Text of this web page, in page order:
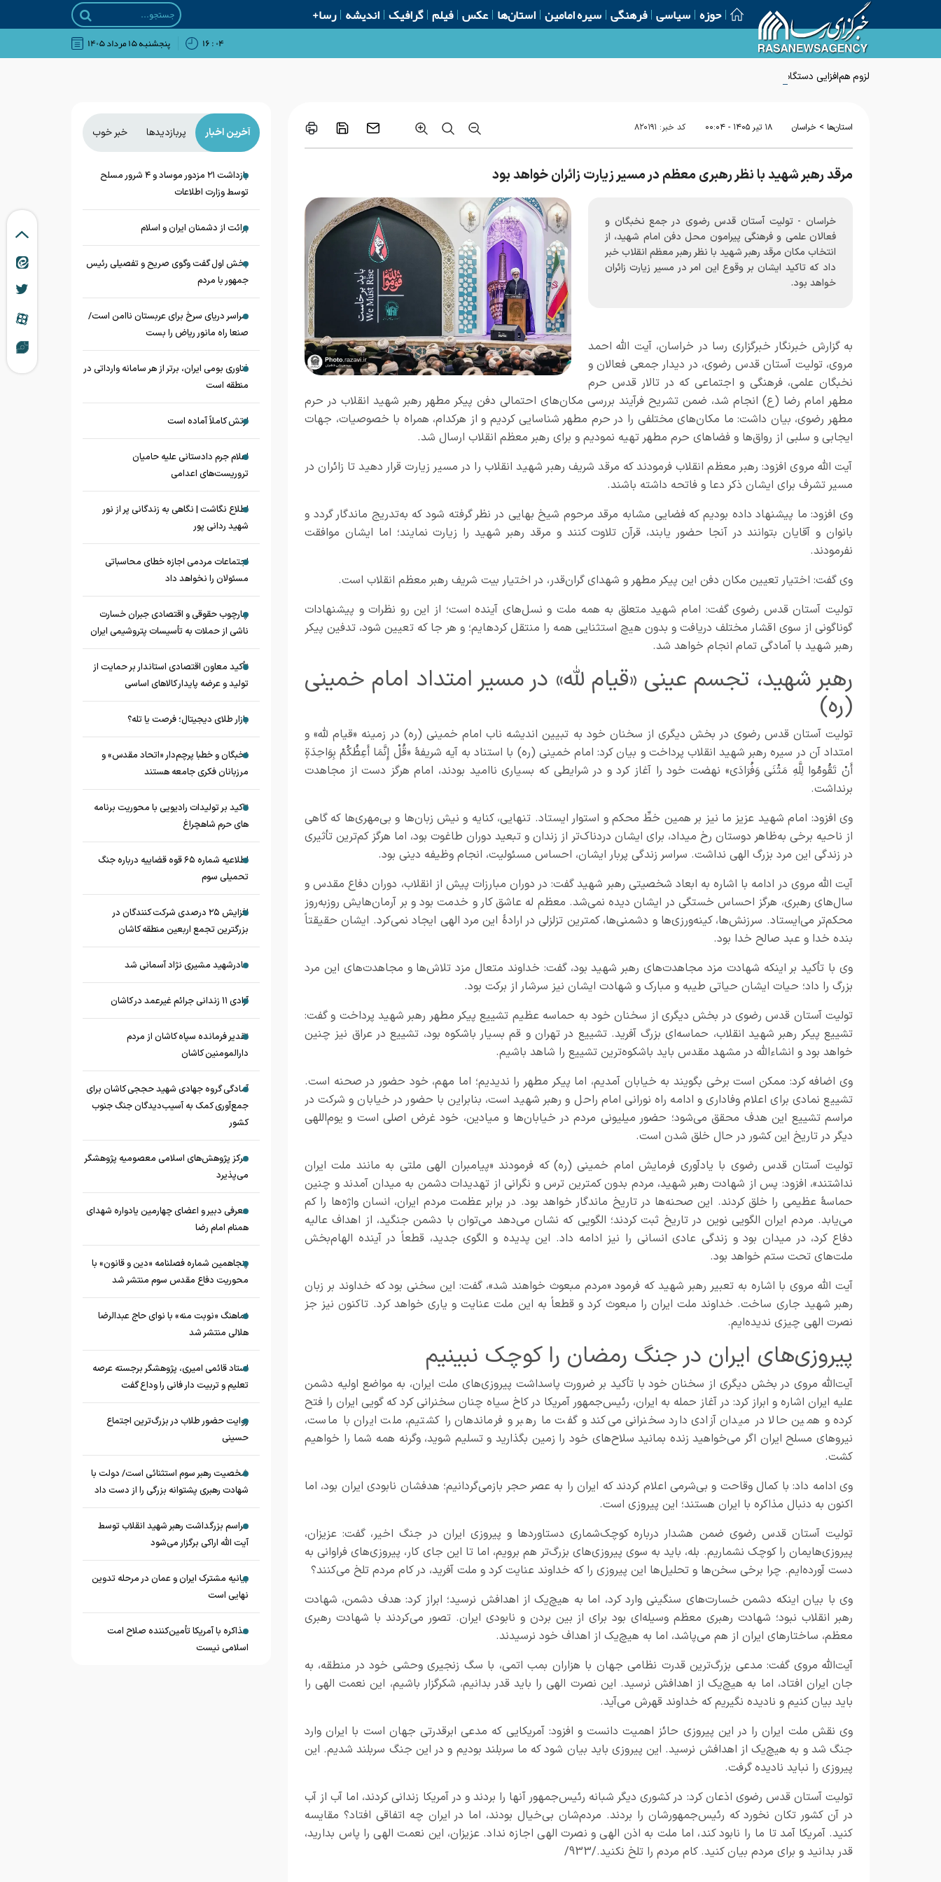
حوزه سیاسی فرهنگی سیره امامین استان‌ها عکس فیلم گرافیک اندیشه رسا+
۰۴ : ۱۶ پنجشنبه ۱۵ مرداد ۱۴۰۵
لزوم هم‌افزایی دستگاه‌ها برای تقویت امنیت اجتماعی روستاییان و عشایر قم
استان‌ها > خراسان ۱۸ تير ۱۴۰۵ - ۰۰:۰۴ کد خبر: ۸۲۰۱۹۱
مرقد رهبر شهید با نظر رهبری معظم در مسیر زیارت زائران خواهد بود
خراسان - تولیت آستان قدس رضوی در جمع نخبگان و
فعالان علمی و فرهنگی پیرامون محل دفن امام شهید، از
انتخاب مکان مرقد رهبر شهید با نظر رهبر معظم انقلاب خبر
داد که تاکید ایشان بر وقوع این امر در مسیر زیارت زائران
خواهد بود.
به گزارش خبرنگار خبرگزاری رسا در خراسان، آیت الله احمد
مروی، تولیت آستان قدس رضوی، در دیدار جمعی فعالان و
نخبگان علمی، فرهنگی و اجتماعی که در تالار قدس حرم
مطهر امام رضا (ع) انجام شد، ضمن تشریح فرآیند بررسی مکان‌های احتمالی دفن پیکر مطهر رهبر شهید انقلاب در حرم
مطهر رضوی، بیان داشت: ما مکان‌های مختلفی را در حرم مطهر شناسایی کردیم و از هرکدام، همراه با خصوصیات، جهات
ایجابی و سلبی از رواق‌ها و فضا‌های حرم مطهر تهیه نمودیم و برای رهبر معظم انقلاب ارسال شد.
آیت الله مروی افزود: رهبر معظم انقلاب فرمودند که مرقد شریف رهبر شهید انقلاب را در مسیر زیارت قرار دهید تا زائران در
مسیر تشرف برای ایشان ذکر دعا و فاتحه داشته باشند.
وی افزود: ما پیشنهاد داده بودیم که فضایی مشابه مرقد مرحوم شیخ بهایی در نظر گرفته شود که به‌تدریج ماندگار گردد و
بانوان و آقایان بتوانند در آنجا حضور یابند، قرآن تلاوت کنند و مرقد رهبر شهید را زیارت نمایند؛ اما ایشان موافقت
نفرمودند.
وی گفت: اختیار تعیین مکان دفن این پیکر مطهر و شهدای گران‌قدر، در اختیار بیت شریف رهبر معظم انقلاب است.
تولیت آستان قدس رضوی گفت: امام شهید متعلق به همه ملت و نسل‌های آینده است؛ از این رو نظرات و پیشنهادات
گوناگونی از سوی اقشار مختلف دریافت و بدون هیچ استثنایی همه را منتقل کرده‎ایم؛ و هر جا که تعیین شود، تدفین پیکر
رهبر شهید با آمادگی تمام انجام خواهد شد.
رهبر شهید، تجسم عینی «قیام لله» در مسیر امتداد امام خمینی
(ره)
تولیت آستان قدس رضوی در بخش دیگری از سخنان خود به تبیین اندیشه ناب امام خمینی (ره) در زمینه «قیام لله» و
امتداد آن در سیره رهبر شهید انقلاب پرداخت و بیان کرد: امام خمینی (ره) با استناد به آیه شریفۀ «قُلْ إِنَّمَا أَعِظُکُمْ بِوَاحِدَةٍ
أَنْ تَقُومُوا لِلَّهِ مَثْنَى وَفُرَادَى» نهضت خود را آغاز کرد و در شرایطی که بسیاری ناامید بودند، امام هرگز دست از مجاهدت
برنداشت.
وی افزود: امام شهید عزیز ما نیز بر همین خطِّ محکم و استوار ایستاد. تنهایی، کنایه و نیش زبان‌ها و بی‌مهری‌ها که گاهی
از ناحیه برخی به‌ظاهر دوستان رخ می‏داد، برای ایشان دردناک‌تر از زندان و تبعید دوران طاغوت بود، اما هرگز کم‌ترین تأثیری
در زندگی این مرد بزرگ الهی نداشت. سراسر زندگی پربار ایشان، احساس مسئولیت، انجام وظیفه دینی بود.
آیت الله مروی در ادامه با اشاره به ابعاد شخصیتی رهبر شهید گفت: در دوران مبارزات پیش از انقلاب، دوران دفاع مقدس و
سال‌های رهبری، هرگز احساس خستگی در ایشان دیده نمی‌شد. معظم له عاشق کار و خدمت بود و بر آرمان‌هایش روزبه‌روز
محکم‌تر می‌ایستاد. سرزنش‌ها، کینه‌ورزی‌ها و دشمنی‌ها، کمترین تزلزلی در ارادۀ این مرد الهی ایجاد نمی‌کرد. ایشان حقیقتاً
بنده خدا و عبد صالح خدا بود.
وی با تأکید بر اینکه شهادت مزد مجاهدت‌های رهبر شهید بود، گفت: خداوند متعال مزد تلاش‌ها و مجاهدت‌های این مرد
بزرگ را داد؛ حیات ایشان حیاتی طیبه و مبارک و شهادت ایشان نیز سرشار از برکت بود.
تولیت آستان قدس رضوی در بخش دیگری از سخنان خود به حماسه عظیم تشییع پیکر مطهر رهبر شهید پرداخت و گفت:
تشییع پیکر رهبر شهید انقلاب، حماسه‌ای بزرگ آفرید. تشییع در تهران و قم بسیار باشکوه بود، تشییع در عراق نیز چنین
خواهد بود و انشاءالله در مشهد مقدس باید باشکوه‌ترین تشییع را شاهد باشیم.
وی اضافه کرد: ممکن است برخی بگویند به خیابان آمدیم، اما پیکر مطهر را ندیدیم؛ اما مهم، خود حضور در صحنه است.
تشییع نمادی برای اعلام وفاداری و ادامه راه نورانی امام راحل و رهبر شهید است، بنابراین با حضور در خیابان و شرکت در
مراسم تشییع این هدف محقق می‌شود؛ حضور میلیونی مردم در خیابان‌ها و میادین، خود غرض اصلی است و یوم‌اللهی
دیگر در تاریخ این کشور در حال خلق شدن است.
تولیت آستان قدس رضوی با یادآوری فرمایش امام خمینی (ره) که فرمودند «پیامبران الهی ملتی به مانند ملت ایران
نداشتند»، افزود: پس از شهادت رهبر شهید، مردم بدون کمترین ترس و نگرانی از تهدیدات دشمن به میدان آمدند و چنین
حماسۀ عظیمی را خلق کردند. این صحنه‌ها در تاریخ ماندگار خواهد بود. در برابر عظمت مردم ایران، انسان واژه‌ها را کم
می‌یابد. مردم ایران الگویی نوین در تاریخ ثبت کردند؛ الگویی که نشان می‌دهد می‌توان با دشمن جنگید، از اهداف عالیه
دفاع کرد، در میدان بود و زندگی عادی انسانی را نیز ادامه داد. این پدیده و الگوی جدید، قطعاً در آینده الهام‌بخش
ملت‌های تحت ستم خواهد بود.
آیت الله مروی با اشاره به تعبیر رهبر شهید که فرمود «مردم مبعوث خواهند شد»، گفت: این سخنی بود که خداوند بر زبان
رهبر شهید جاری ساخت. خداوند ملت ایران را مبعوث کرد و قطعاً به این ملت عنایت و یاری خواهد کرد. تاکنون نیز جز
نصرت الهی چیزی ندیده‌ایم.
پیروزی‌های ایران در جنگ رمضان را کوچک نبینیم
آیت‌الله مروی در بخش دیگری از سخنان خود با تأکید بر ضرورت پاسداشت پیروزی‌های ملت ایران، به مواضع اولیه دشمن
علیه ایران اشاره و ابراز کرد: در آغاز حمله به ایران، رئیس‌جمهور آمریکا در کاخ سیاه چنان سخنرانی کرد که گویی ایران را فتح
کرده و همین حالا در میدان آزادی دارد سخنرانی می‌کند و گفت ما رهبر و فرماندهان را کشتیم، ملت ایران با ماست،
نیرو‌های مسلح ایران اگر می‌خواهید زنده بمانید سلاح‌های خود را زمین بگذارید و تسلیم شوید، وگرنه همه شما را خواهیم
کشت.
وی ادامه داد: با کمال وقاحت و بی‌شرمی اعلام کردند که ایران را به عصر حجر بازمی‌گردانیم؛ هدفشان نابودی ایران بود، اما
اکنون به دنبال مذاکره با ایران هستند؛ این پیروزی است.
تولیت آستان قدس رضوی ضمن هشدار درباره کوچک‌شماری دستاورد‌ها و پیروزی ایران در جنگ اخیر، گفت: عزیزان،
پیروزی‌هایمان را کوچک نشماریم. بله، باید به سوی پیروزی‌های بزرگ‌تر هم برویم، اما تا این جای کار، پیروزی‌های فراوانی به
دست آورده‌ایم. چرا برخی سخن‌ها و تحلیل‌ها این پیروزی را که خداوند عنایت کرد و ملت آفرید، در کام مردم تلخ می‌کنند؟
وی با بیان اینکه دشمن خسارت‌های سنگینی وارد کرد، اما به هیچ‌یک از اهدافش نرسید؛ ابراز کرد: هدف دشمن، شهادت
رهبر انقلاب نبود؛ شهادت رهبری معظم وسیله‌ای بود برای از بین بردن و نابودی ایران. تصور می‌کردند با شهادت رهبری
معظم، ساختار‌های ایران از هم می‌پاشد، اما به هیچ‌یک از اهداف خود نرسیدند.
آیت‌الله مروی گفت: مدعی بزرگ‌ترین قدرت نظامی جهان با هزاران بمب اتمی، با سگ زنجیری وحشی خود در منطقه، به
جان ایران افتاد، اما به هیچ‌یک از اهدافش نرسید. این نصرت الهی را باید قدر بدانیم، شکرگزار باشیم، این نعمت الهی را
باید بیان کنیم و نادیده نگیریم که خداوند قهرش می‌آید.
وی نقش ملت ایران را در این پیروزی حائز اهمیت دانست و افزود: آمریکایی که مدعی ابرقدرتی جهان است با ایران وارد
جنگ شد و به هیچ‌یک از اهدافش نرسید. این پیروزی باید بیان شود که ما سربلند بودیم و در این جنگ سربلند شدیم. این
پیروزی را نباید نادیده گرفت.
تولیت آستان قدس رضوی اذعان کرد: در کشوری دیگر شبانه رئیس‌جمهور آنها را بردند و در آمریکا زندانی کردند، اما آب از آب
در آن کشور تکان نخورد که رئیس‌جمهورشان را بردند. مردم‌شان بی‌خیال بودند، اما در ایران چه اتفاقی افتاد؟ مقایسه
کنید. آمریکا آمد تا ما را نابود کند، اما ملت به اذن الهی و نصرت الهی اجازه نداد. عزیزان، این نعمت الهی را پاس بدارید،
قدر بدانید و برای مردم بیان کنید. کام مردم را تلخ نکنید./933/
آخرین اخبار پربازدیدها خبر خوب
بازداشت ۲۱ مزدور موساد و ۴ شرور مسلح
توسط وزارت اطلاعات
برائت از دشمنان ایران و اسلام
بخش اول گفت وگوی صریح و تفصیلی رئیس
جمهور با مردم
سراسر دریای سرخ برای عربستان ناامن است/
صنعا راه مانور ریاض را بست
فناوری بومی ایران، برتر از هر سامانه وارداتی در
منطقه است
ارتش کاملاً آماده است
اعلام جرم دادستانی علیه حامیان
تروریست‌های اعدامی
اطلاع نگاشت | نگاهی به زندگانی پر از نور
شهید ردانی پور
اجتماعات مردمی اجازه خطای محاسباتی
مسئولان را نخواهد داد
چارچوب حقوقی و اقتصادی جبران خسارت
ناشی از حملات به تأسیسات پتروشیمی ایران
تأکید معاون اقتصادی استاندار بر حمایت از
تولید و عرضه پایدار کالاهای اساسی
بازار طلای دیجیتال؛ فرصت یا تله؟
نخبگان و خطبا پرچم‌دار «اتحاد مقدس» و
مرزبانان فکری جامعه هستند
تاکید بر تولیدات رادیویی با محوریت برنامه
های حرم شاهچراغ
اطلاعیه شماره ۶۵ قوه قضاییه درباره جنگ
تحمیلی سوم
افزایش ۲۵ درصدی شرکت کنندگان در
بزرگترین تجمع اربعین منطقه کاشان
مادرشهید مشیری نژاد آسمانی شد
آزادی ۱۱ زندانی جرائم غیرعمد در کاشان
تقدیر فرمانده سپاه کاشان از مردم
دارالمومنین کاشان
آمادگی گروه جهادی شهید حججی کاشان برای
جمع‌آوری کمک به آسیب‌دیدگان جنگ جنوب
کشور
مرکز پژوهش‌های اسلامی معصومیه پژوهشگر
می‌پذیرد
معرفی دبیر و اعضای چهارمین یادواره شهدای
همنام امام رضا
پنجاهمین شماره فصلنامه «دین و قانون» با
محوریت دفاع مقدس سوم منتشر شد
نماهنگ «نوبت منه» با نوای حاج عبدالرضا
هلالی منتشر شد
استاد قائمی امیری، پژوهشگر برجسته عرصه
تعلیم و تربیت دار فانی را وداع گفت
روایت حضور طلاب در بزرگ‌ترین اجتماع
حسینی
شخصیت رهبر سوم استثنائی است/ دولت با
شهادت رهبری پشتوانه بزرگی را از دست داد
مراسم بزرگداشت رهبر شهید انقلاب توسط
آیت الله اراکی برگزار می‌شود
بیانیه مشترک ایران و عمان در مرحله تدوین
نهایی است
مذاکره با آمریکا تأمین‌کننده صلاح امت
اسلامی نیست